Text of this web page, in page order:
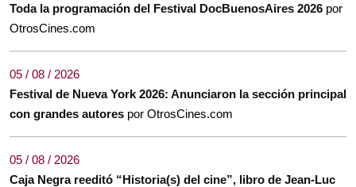
Toda la programación del Festival DocBuenosAires 2026 por
OtrosCines.com
05 / 08 / 2026
Festival de Nueva York 2026: Anunciaron la sección principal
con grandes autores por OtrosCines.com
05 / 08 / 2026
Caja Negra reeditó “Historia(s) del cine”, libro de Jean-Luc